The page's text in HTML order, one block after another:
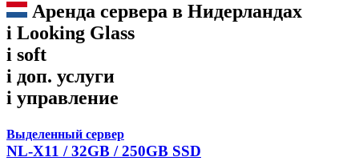
Аренда сервера в Нидерландах
i Looking Glass
i soft
i доп. услуги
i управление
Выделенный сервер
NL-X11 / 32GB / 250GB SSD